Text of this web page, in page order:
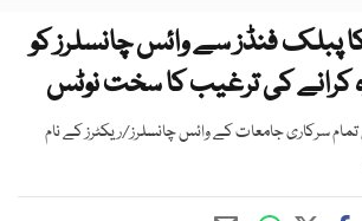
فنڈز سے وائس چانسلرز کو
کرانے کی ترغیب کا سخت نوٹس
سرکاری جامعات کے وائس چانسلرز/ریکٹرز کے نام